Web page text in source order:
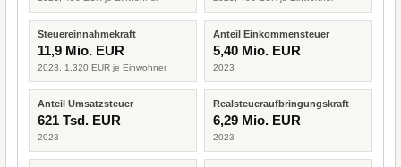
Steuereinnahmekraft
11,9 Mio. EUR
2023, 1.320 EUR je Einwohner
Anteil Einkommensteuer
5,40 Mio. EUR
2023
Anteil Umsatzsteuer
621 Tsd. EUR
2023
Realsteueraufbringungskraft
6,29 Mio. EUR
2023